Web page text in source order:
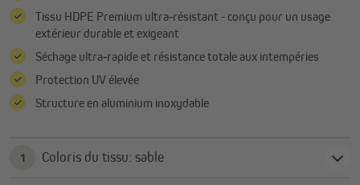
Tissu HDPE Premium ultra‑résistant - conçu pour un usage
extérieur durable et exigeant
Séchage ultra‑rapide et résistance totale aux intempéries
Protection UV élevée
Structure en aluminium inoxydable
1 Coloris du tissu: sable